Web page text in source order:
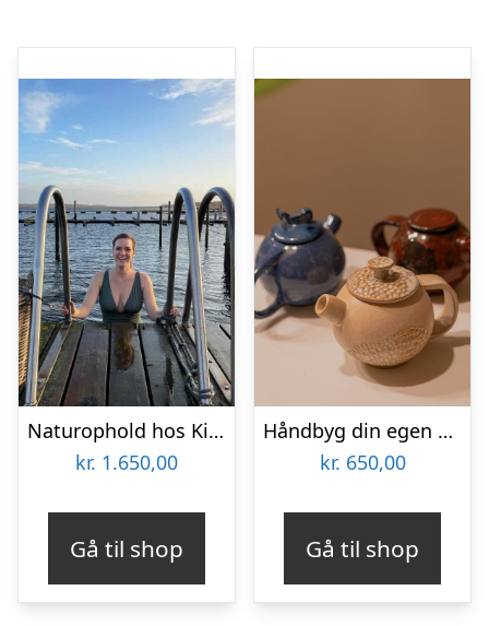
Naturophold hos Kirsebærkroen
kr. 1.650,00
Gå til shop
Håndbyg din egen Tekande hos Lodewa Studio & Boutique
kr. 650,00
Gå til shop